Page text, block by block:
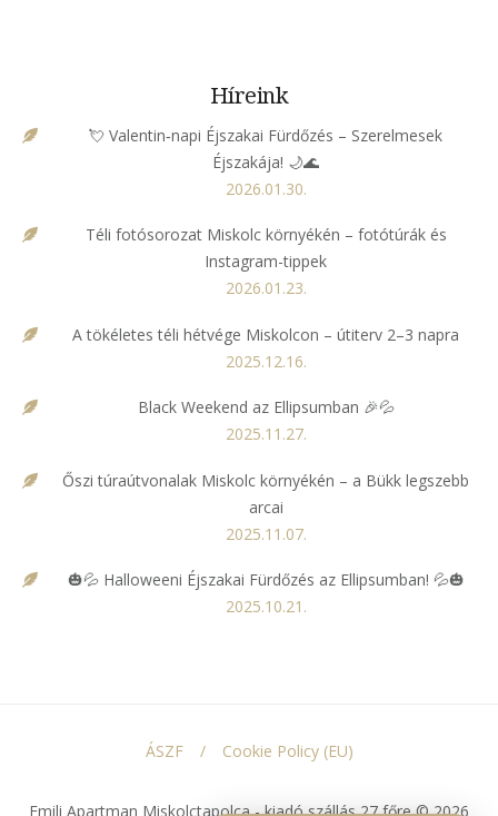
Híreink
💘 Valentin‑napi Éjszakai Fürdőzés – Szerelmesek
Éjszakája! 🌙🌊
2026.01.30.
Téli fotósorozat Miskolc környékén – fotótúrák és
Instagram-tippek
2026.01.23.
A tökéletes téli hétvége Miskolcon – útiterv 2–3 napra
2025.12.16.
Black Weekend az Ellipsumban 🎉💦
2025.11.27.
Őszi túraútvonalak Miskolc környékén – a Bükk legszebb
arcai
2025.11.07.
🎃💦 Halloweeni Éjszakai Fürdőzés az Ellipsumban! 💦🎃
2025.10.21.
Emili Apartman Miskolctapolca - kiadó szállás 27 főre © 2026
ÁSZF Cookie Policy (EU)